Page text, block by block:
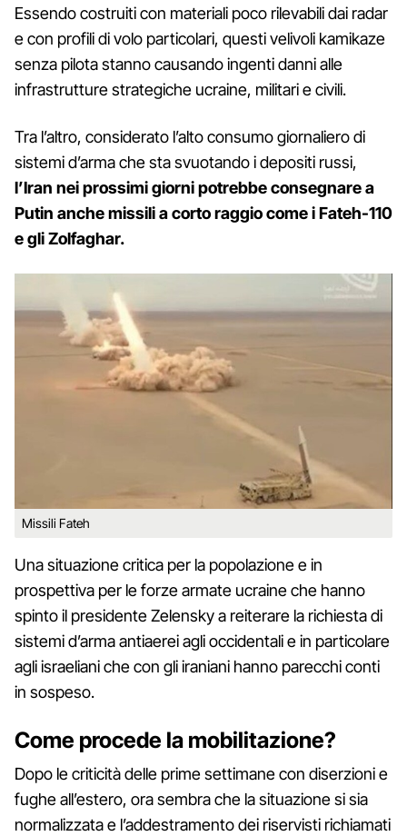
Essendo costruiti con materiali poco rilevabili dai radar
e con profili di volo particolari, questi velivoli kamikaze
senza pilota stanno causando ingenti danni alle
infrastrutture strategiche ucraine, militari e civili.
Tra l’altro, considerato l’alto consumo giornaliero di
sistemi d’arma che sta svuotando i depositi russi,
l’Iran nei prossimi giorni potrebbe consegnare a
Putin anche missili a corto raggio come i Fateh-110
e gli Zolfaghar.
Missili Fateh
Una situazione critica per la popolazione e in
prospettiva per le forze armate ucraine che hanno
spinto il presidente Zelensky a reiterare la richiesta di
sistemi d’arma antiaerei agli occidentali e in particolare
agli israeliani che con gli iraniani hanno parecchi conti
in sospeso.
Come procede la mobilitazione?
Dopo le criticità delle prime settimane con diserzioni e
fughe all’estero, ora sembra che la situazione si sia
normalizzata e l’addestramento dei riservisti richiamati